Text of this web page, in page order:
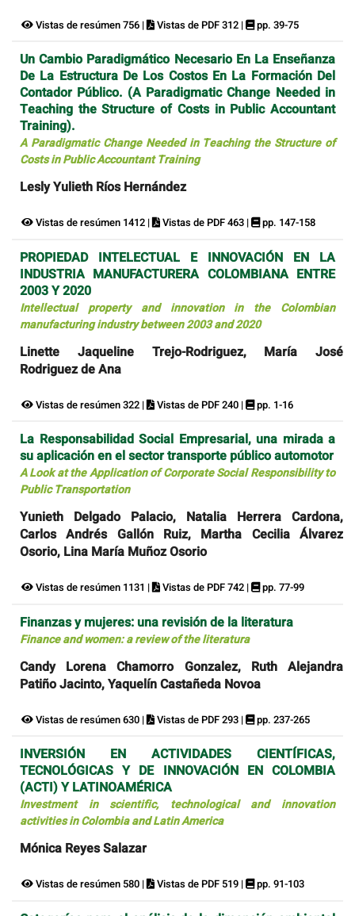
Vistas de resúmen 756 | Vistas de PDF 312 | pp. 39-75
Un Cambio Paradigmático Necesario En La Enseñanza
De La Estructura De Los Costos En La Formación Del
Contador Público. (A Paradigmatic Change Needed in
Teaching the Structure of Costs in Public Accountant
Training).
A Paradigmatic Change Needed in Teaching the Structure of
Costs in Public Accountant Training
Lesly Yulieth Ríos Hernández
Vistas de resúmen 1412 | Vistas de PDF 463 | pp. 147-158
PROPIEDAD INTELECTUAL E INNOVACIÓN EN LA
INDUSTRIA MANUFACTURERA COLOMBIANA ENTRE
2003 Y 2020
Intellectual property and innovation in the Colombian
manufacturing industry between 2003 and 2020
Linette Jaqueline Trejo-Rodriguez, María José
Rodriguez de Ana
Vistas de resúmen 322 | Vistas de PDF 240 | pp. 1-16
La Responsabilidad Social Empresarial, una mirada a
su aplicación en el sector transporte público automotor
A Look at the Application of Corporate Social Responsibility to
Public Transportation
Yunieth Delgado Palacio, Natalia Herrera Cardona,
Carlos Andrés Gallón Ruiz, Martha Cecilia Álvarez
Osorio, Lina María Muñoz Osorio
Vistas de resúmen 1131 | Vistas de PDF 742 | pp. 77-99
Finanzas y mujeres: una revisión de la literatura
Finance and women: a review of the literatura
Candy Lorena Chamorro Gonzalez, Ruth Alejandra
Patiño Jacinto, Yaquelín Castañeda Novoa
Vistas de resúmen 630 | Vistas de PDF 293 | pp. 237-265
INVERSIÓN EN ACTIVIDADES CIENTÍFICAS,
TECNOLÓGICAS Y DE INNOVACIÓN EN COLOMBIA
(ACTI) Y LATINOAMÉRICA
Investment in scientific, technological and innovation
activities in Colombia and Latin America
Mónica Reyes Salazar
Vistas de resúmen 580 | Vistas de PDF 519 | pp. 91-103